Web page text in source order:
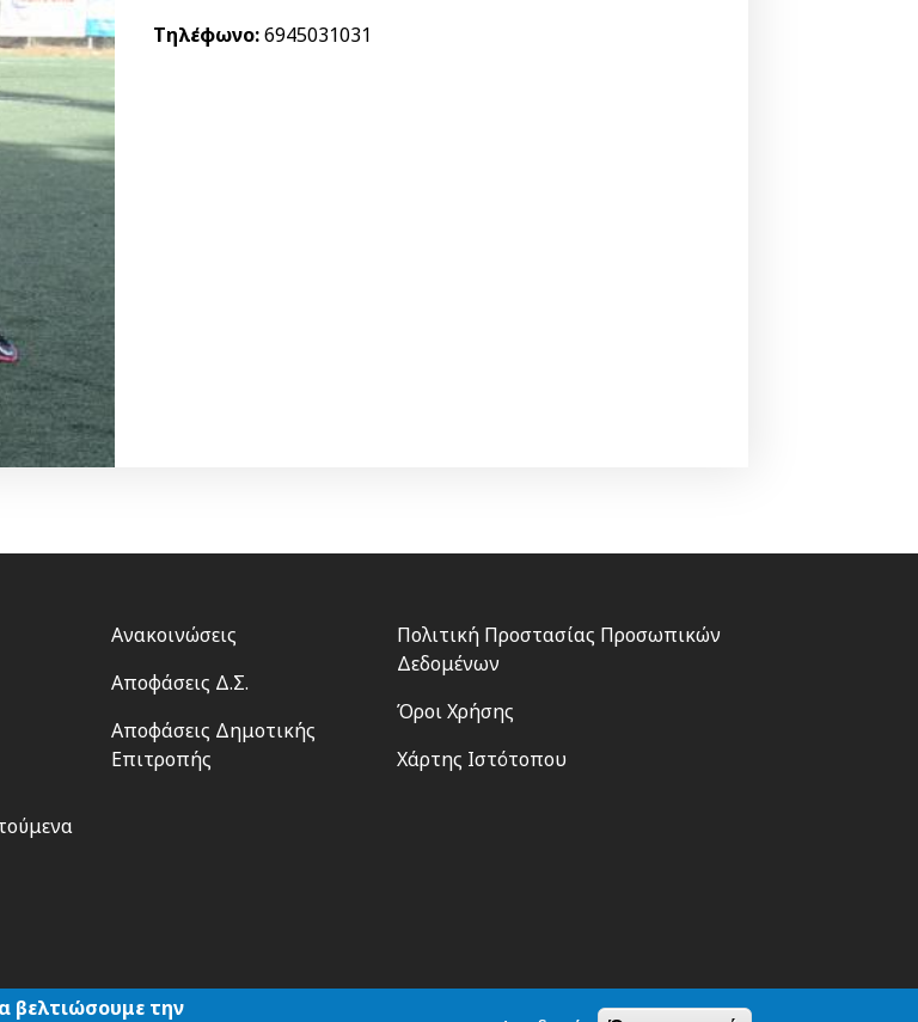
Τηλέφωνο:6945031031
Footer
Ανακοινώσεις
Αποφάσεις Δ.Σ.
Αποφάσεις Δημοτικής
Επιτροπής
Footer
Πολιτική Προστασίας Προσωπικών
Δεδομένων
Όροι Χρήσης
Χάρτης Ιστότοπου
Αναζήτηση
βελτιώσουμε την